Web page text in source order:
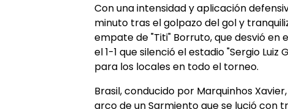
Con una intensidad y aplicación
minuto tras el golpazo del gol y
empate de "Titi" Borruto, que desvió en
el 1-1 que silenció el estadio "Sergio
para los locales en todo el torneo.
Brasil, conducido por Marquinhos
arco de un Sarmiento que se lució con